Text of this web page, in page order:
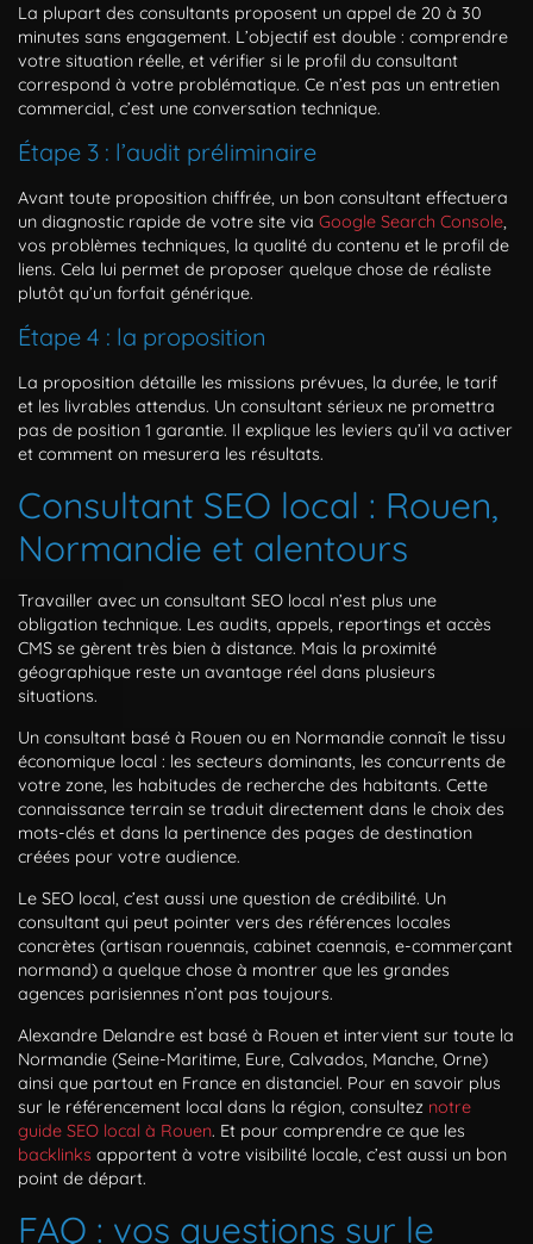
La plupart des consultants proposent un appel de 20 à 30
minutes sans engagement. L’objectif est double : comprendre
votre situation réelle, et vérifier si le profil du consultant
correspond à votre problématique. Ce n’est pas un entretien
commercial, c’est une conversation technique.
Étape 3 : l’audit préliminaire
Avant toute proposition chiffrée, un bon consultant effectuera
un diagnostic rapide de votre site via Google Search Console,
vos problèmes techniques, la qualité du contenu et le profil de
liens. Cela lui permet de proposer quelque chose de réaliste
plutôt qu’un forfait générique.
Étape 4 : la proposition
La proposition détaille les missions prévues, la durée, le tarif
et les livrables attendus. Un consultant sérieux ne promettra
pas de position 1 garantie. Il explique les leviers qu’il va activer
et comment on mesurera les résultats.
Consultant SEO local : Rouen,
Normandie et alentours
Travailler avec un consultant SEO local n’est plus une
obligation technique. Les audits, appels, reportings et accès
CMS se gèrent très bien à distance. Mais la proximité
géographique reste un avantage réel dans plusieurs
situations.
Un consultant basé à Rouen ou en Normandie connaît le tissu
économique local : les secteurs dominants, les concurrents de
votre zone, les habitudes de recherche des habitants. Cette
connaissance terrain se traduit directement dans le choix des
mots-clés et dans la pertinence des pages de destination
créées pour votre audience.
Le SEO local, c’est aussi une question de crédibilité. Un
consultant qui peut pointer vers des références locales
concrètes (artisan rouennais, cabinet caennais, e-commerçant
normand) a quelque chose à montrer que les grandes
agences parisiennes n’ont pas toujours.
Alexandre Delandre est basé à Rouen et intervient sur toute la
Normandie (Seine-Maritime, Eure, Calvados, Manche, Orne)
ainsi que partout en France en distanciel. Pour en savoir plus
sur le référencement local dans la région, consultez notre
guide SEO local à Rouen. Et pour comprendre ce que les
backlinks apportent à votre visibilité locale, c’est aussi un bon
point de départ.
FAQ : vos questions sur le